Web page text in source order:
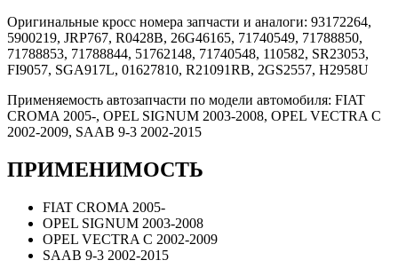
Оригинальные кросс номера запчасти и аналоги: 93172264,
5900219, JRP767, R0428B, 26G46165, 71740549, 71788850,
71788853, 71788844, 51762148, 71740548, 110582, SR23053,
FI9057, SGA917L, 01627810, R21091RB, 2GS2557, H2958U
Применяемость автозапчасти по модели автомобиля: FIAT
CROMA 2005-, OPEL SIGNUM 2003-2008, OPEL VECTRA C
2002-2009, SAAB 9-3 2002-2015
ПРИМЕНИМОСТЬ
FIAT CROMA 2005-
OPEL SIGNUM 2003-2008
OPEL VECTRA C 2002-2009
SAAB 9-3 2002-2015